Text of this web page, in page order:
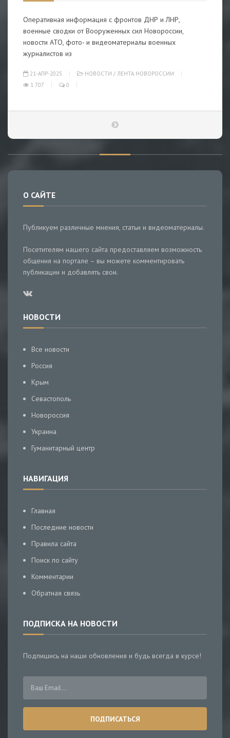
Оперативная информация с фронтов ДНР и ЛНР,
военные сводки от Вооруженных сил Новороссии,
новости АТО, фото- и видеоматериалы военных
журналистов из
21-АПР-2025 НОВОСТИ / ЛЕНТА НОВОРОССИИ
1 707
0
О САЙТЕ
Публикуем различные мнения, статьи и видеоматериалы.
Посетителям нашего сайта предоставляем возможность
общения на портале – вы можете комментировать
публикации и добавлять свои.
НОВОСТИ
Все новости
Россия
Крым
Севастополь
Новороссия
Украина
Гуманитарный центр
НАВИГАЦИЯ
Главная
Последние новости
Правила сайта
Поиск по сайту
Комментарии
Обратная связь
ПОДПИСКА НА НОВОСТИ
Подпишись на наши обновления и будь всегда в курсе!